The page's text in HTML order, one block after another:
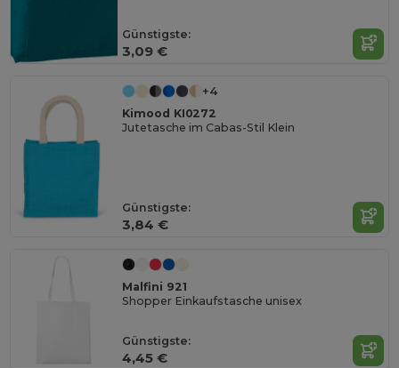
Günstigste:
3,09 €
+4
Kimood KI0272
Jutetasche im Cabas-Stil Klein
Günstigste:
3,84 €
Malfini 921
Shopper Einkaufstasche unisex
Günstigste:
4,45 €